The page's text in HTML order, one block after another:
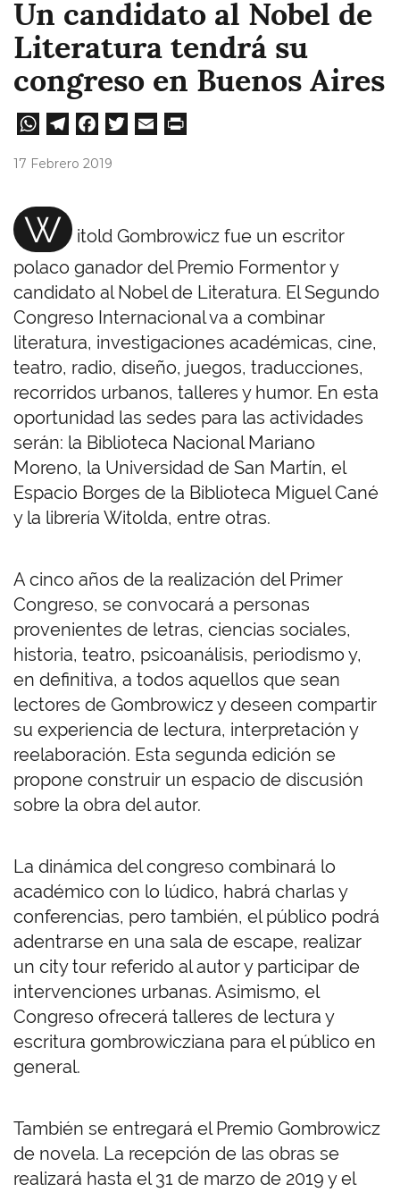
Un candidato al Nobel de
Literatura tendrá su
congreso en Buenos Aires
W
A
pp
Te
m
Fa
17 Febrero 2019
W
itold Gombrowicz fue un escritor
polaco ganador del Premio Formentor y
candidato al Nobel de Literatura. El Segundo
Congreso Internacional va a combinar
literatura, investigaciones académicas, cine,
teatro, radio, diseño, juegos, traducciones,
recorridos urbanos, talleres y humor. En esta
oportunidad las sedes para las actividades
serán: la Biblioteca Nacional Mariano
Moreno, la Universidad de San Martín, el
Espacio Borges de la Biblioteca Miguel Cané
y la librería Witolda, entre otras.
A cinco años de la realización del Primer
Congreso, se convocará a personas
provenientes de letras, ciencias sociales,
historia, teatro, psicoanálisis, periodismo y,
en definitiva, a todos aquellos que sean
lectores de Gombrowicz y deseen compartir
su experiencia de lectura, interpretación y
reelaboración. Esta segunda edición se
propone construir un espacio de discusión
sobre la obra del autor.
La dinámica del congreso combinará lo
académico con lo lúdico, habrá charlas y
conferencias, pero también, el público podrá
adentrarse en una sala de escape, realizar
un city tour referido al autor y participar de
intervenciones urbanas. Asimismo, el
Congreso ofrecerá talleres de lectura y
escritura gombrowicziana para el público en
general.
También se entregará el Premio Gombrowicz
de novela. La recepción de las obras se
realizará hasta el 31 de marzo de 2019 y el